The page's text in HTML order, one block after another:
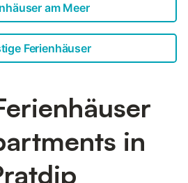
am Meer
Ferienhäuser
in